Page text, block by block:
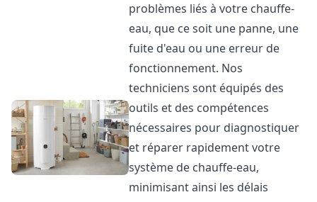
problèmes liés à votre chauffe-
eau, que ce soit une panne, une
fuite d'eau ou une erreur de
fonctionnement. Nos
techniciens sont équipés des
outils et des compétences
nécessaires pour diagnostiquer
et réparer rapidement votre
système de chauffe-eau,
minimisant ainsi les délais